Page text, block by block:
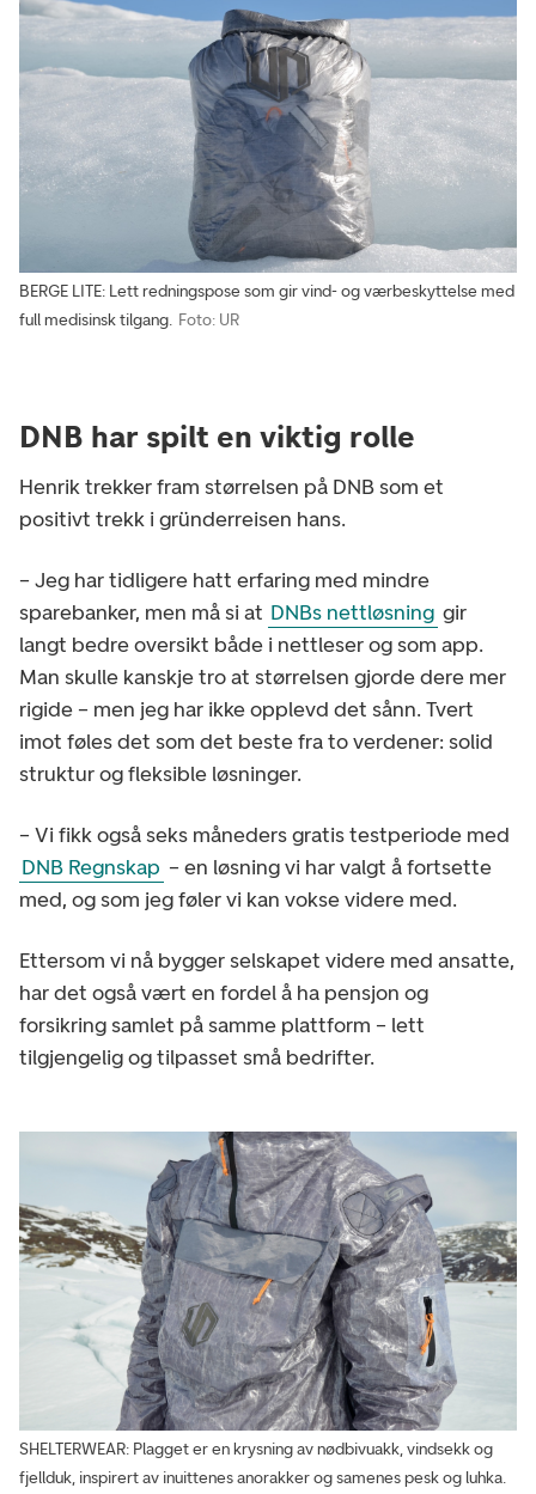
BERGE LITE: Lett redningspose som gir vind- og værbeskyttelse med
full medisinsk tilgang. Foto: UR
DNB har spilt en viktig rolle
Henrik trekker fram størrelsen på DNB som et
positivt trekk i gründerreisen hans.
– Jeg har tidligere hatt erfaring med mindre
sparebanker, men må si at DNBs nettløsning gir
langt bedre oversikt både i nettleser og som app.
Man skulle kanskje tro at størrelsen gjorde dere mer
rigide – men jeg har ikke opplevd det sånn. Tvert
imot føles det som det beste fra to verdener: solid
struktur og fleksible løsninger.
– Vi fikk også seks måneders gratis testperiode med
DNB Regnskap – en løsning vi har valgt å fortsette
med, og som jeg føler vi kan vokse videre med.
Ettersom vi nå bygger selskapet videre med ansatte,
har det også vært en fordel å ha pensjon og
forsikring samlet på samme plattform – lett
tilgjengelig og tilpasset små bedrifter.
SHELTERWEAR: Plagget er en krysning av nødbivuakk, vindsekk og
fjellduk, inspirert av inuittenes anorakker og samenes pesk og luhka.